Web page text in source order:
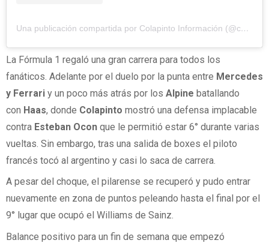
Una publicación compartida por Colapinto Información (@colapinto.info)
La Fórmula 1 regaló una gran carrera para todos los
fanáticos. Adelante por el duelo por la punta entre Mercedes
y Ferrari y un poco más atrás por los Alpine batallando
con Haas, donde Colapinto mostró una defensa implacable
contra Esteban Ocon que le permitió estar 6° durante varias
vueltas. Sin embargo, tras una salida de boxes el piloto
francés tocó al argentino y casi lo saca de carrera.
A pesar del choque, el pilarense se recuperó y pudo entrar
nuevamente en zona de puntos peleando hasta el final por el
9° lugar que ocupó el Williams de Sainz.
Balance positivo para un fin de semana que empezó